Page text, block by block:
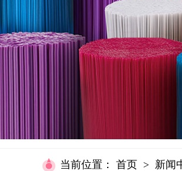
当前位置 ： 首页 > 新闻